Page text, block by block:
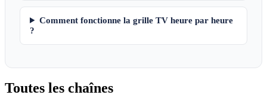
Comment fonctionne la grille TV heure par heure
?
Toutes les chaînes